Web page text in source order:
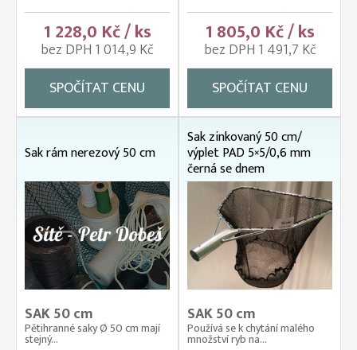
1 228,0 Kč / ks
bez DPH 1 014,9 Kč
SPOČÍTAT CENU
1 805,0 Kč / ks
bez DPH 1 491,7 Kč
SPOČÍTAT CENU
Sak rám nerezový 50 cm
SAK 50 cm
Pětihranné saky Ø 50 cm mají
stejný...
Sak zinkovaný 50 cm/
výplet PAD 5×5/0,6 mm
černá se dnem
SAK 50 cm
Používá se k chytání malého
množství ryb na...